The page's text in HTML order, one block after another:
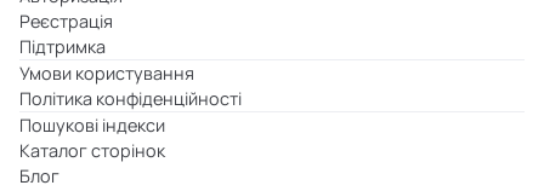
Реєстрація
Підтримка
Умови користування
Політика конфіденційності
Пошукові індекси
Каталог сторінок
Блог